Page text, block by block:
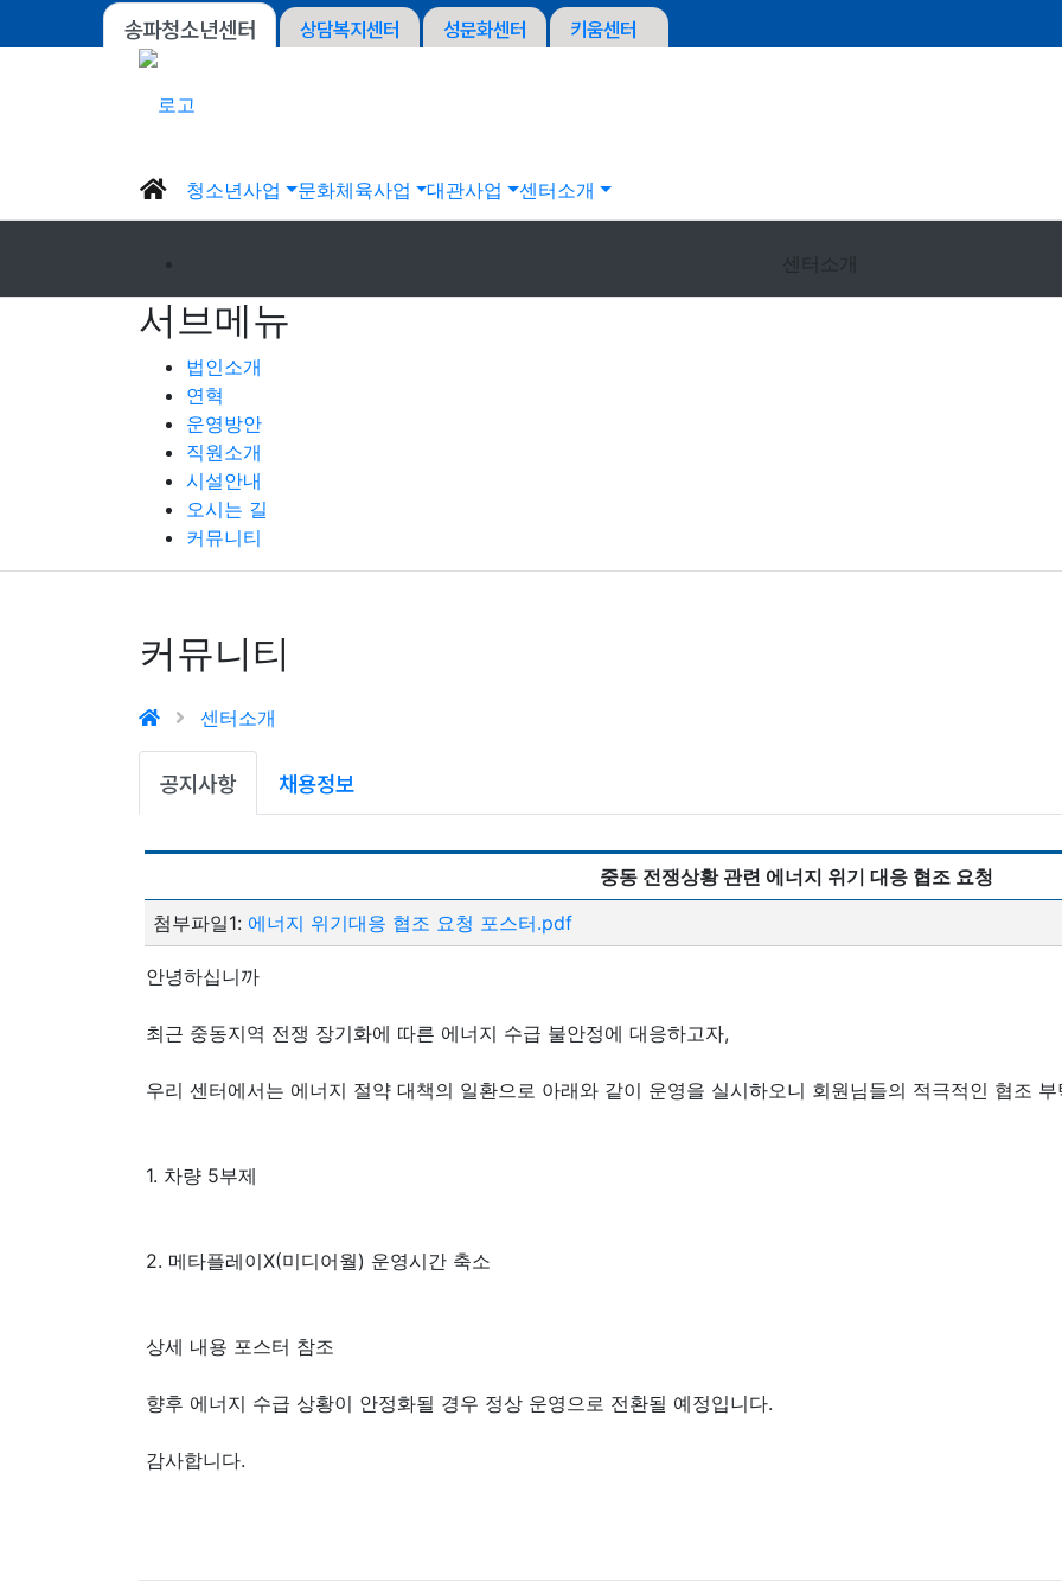
송파청소년센터 상담복지센터 성문화센터 키움센터
청소년사업 문화체육사업 대관사업 센터소개
서브메뉴
법인소개
연혁
운영방안
직원소개
시설안내
오시는 길
커뮤니티
커뮤니티
센터소개
공지사항 채용정보
중동 전쟁상황 관련 에너지 위기 대응 협조 요청
첨부파일1: 에너지 위기대응 협조 요청 포스터.pdf
안녕하십니까
최근 중동지역 전쟁 장기화에 따른 에너지 수급 불안정에 대응하고자,
우리 센터에서는 에너지 절약 대책의 일환으로 아래와 같이 운영을 실시하오니 회원님들의 적극적인 협조
1. 차량 5부제
2. 메타플레이X(미디어월) 운영시간 축소
상세 내용 포스터 참조
향후 에너지 수급 상황이 안정화될 경우 정상 운영으로 전환될 예정입니다.
감사합니다.